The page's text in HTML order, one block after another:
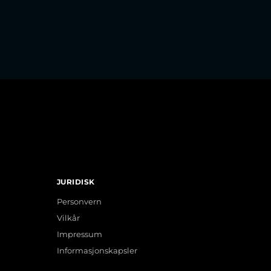
JURIDISK
Personvern
Vilkår
Impressum
Informasjonskapsler